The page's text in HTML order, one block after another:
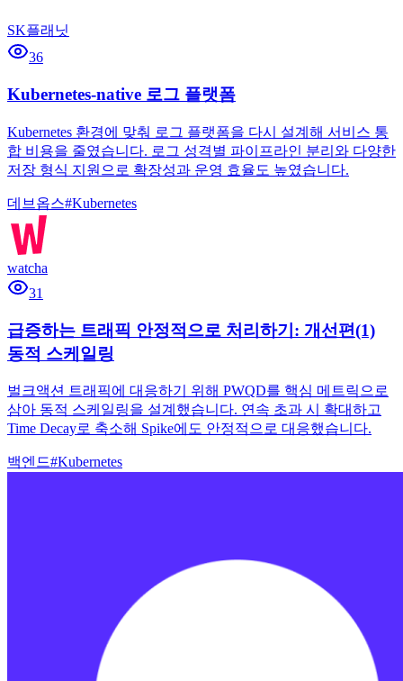
SK플래닛
36
Kubernetes-native 로그 플랫폼
Kubernetes 환경에 맞춰 로그 플랫폼을 다시 설계해 서비스 통
합 비용을 줄였습니다. 로그 성격별 파이프라인 분리와 다양한
저장 형식 지원으로 확장성과 운영 효율도 높였습니다.
데브옵스#Kubernetes
watcha
31
급증하는 트래픽 안정적으로 처리하기: 개선편(1)
동적 스케일링
벌크액션 트래픽에 대응하기 위해 PWQD를 핵심 메트릭으로
삼아 동적 스케일링을 설계했습니다. 연속 초과 시 확대하고
Time Decay로 축소해 Spike에도 안정적으로 대응했습니다.
백엔드#Kubernetes